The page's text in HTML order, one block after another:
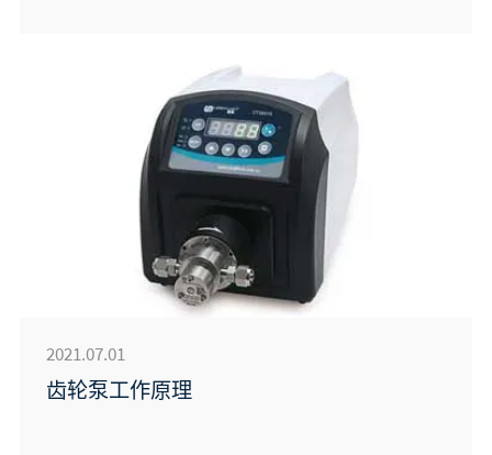
2021.07.01
齿轮泵工作原理